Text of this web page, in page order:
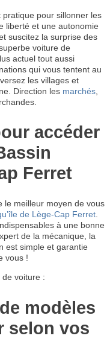
pour sillonner les
liberté et une autonomie
suscitez la surprise des
voiture de
actuel tout aussi
qui vous tentent au
les villages et
Direction les marchés
accéder
Ferret
le meilleur moyen de vous
de Lège-Cap Ferret.
à une bonne
de la mécanique, la
est simple et garantie
vous !
voiture :
modèles
selon vos